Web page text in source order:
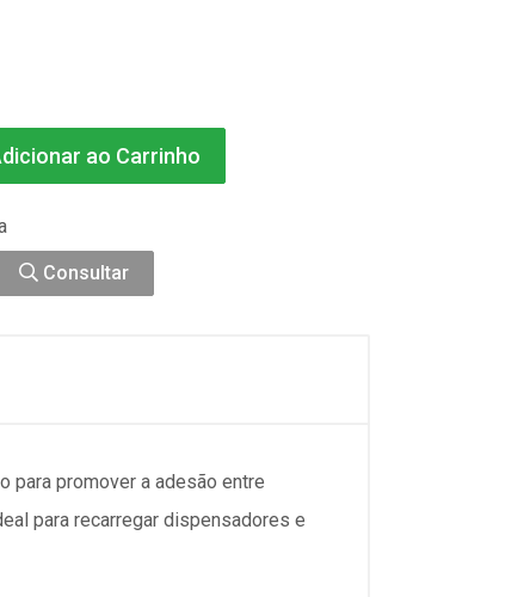
ao Carrinho
Consultar
para promover a adesão entre
para recarregar dispensadores e